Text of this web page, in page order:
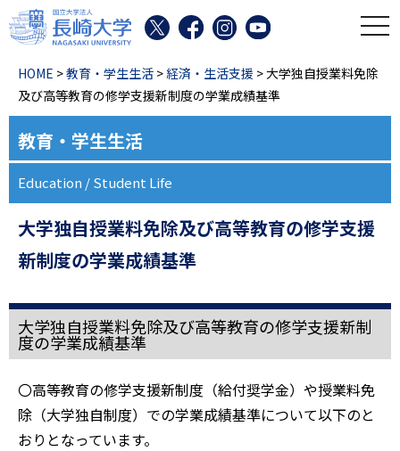
HOME >教育・学生生活 >経済・生活支援 > 大学独自授業料免除
及び高等教育の修学支援新制度の学業成績基準
教育・学生生活
Education / Student Life
大学独自授業料免除及び高等教育の修学支援
新制度の学業成績基準
大学独自授業料免除及び高等教育の修学支援新制
度の学業成績基準
〇高等教育の修学支援新制度（給付奨学金）や授業料免
除（大学独自制度）での学業成績基準について以下のと
おりとなっています。